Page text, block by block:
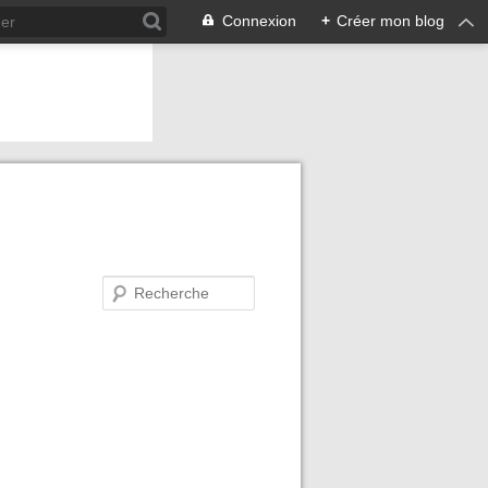
Connexion + Créer mon blog